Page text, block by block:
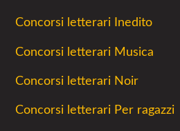
Concorsi letterari Inedito
Concorsi letterari Musica
Concorsi letterari Noir
Concorsi letterari Per ragazzi